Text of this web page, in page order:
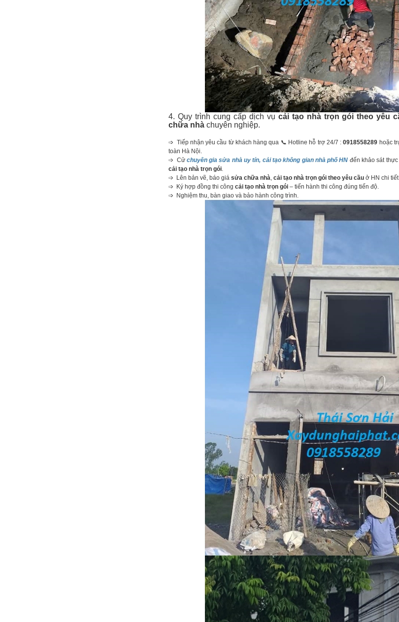
4. Quy trình cung cấp dịch vụ cải tạo nhà trọn gói theo yêu
chữa nhà chuyên nghiệp.
➩ Tiếp nhận yêu cầu từ khách hàng qua 📞 Hotline hỗ trợ 24/7 :0918558289 hoặc
toàn Hà Nội.
➩ Cử chuyên gia sửa nhà uy tín, cải tạo không gian nhà phố HN đến khảo sát
cải tạo nhà trọn gói.
➩ Lên bản vẽ, báo giá sửa chữa nhà, cải tạo nhà trọn gói theo yêu cầu ở HN chi
➩ Ký hợp đồng thi công cải tạo nhà trọn gói – tiến hành thi công đúng tiến độ.
➩ Nghiệm thu, bàn giao và bảo hành công trình.